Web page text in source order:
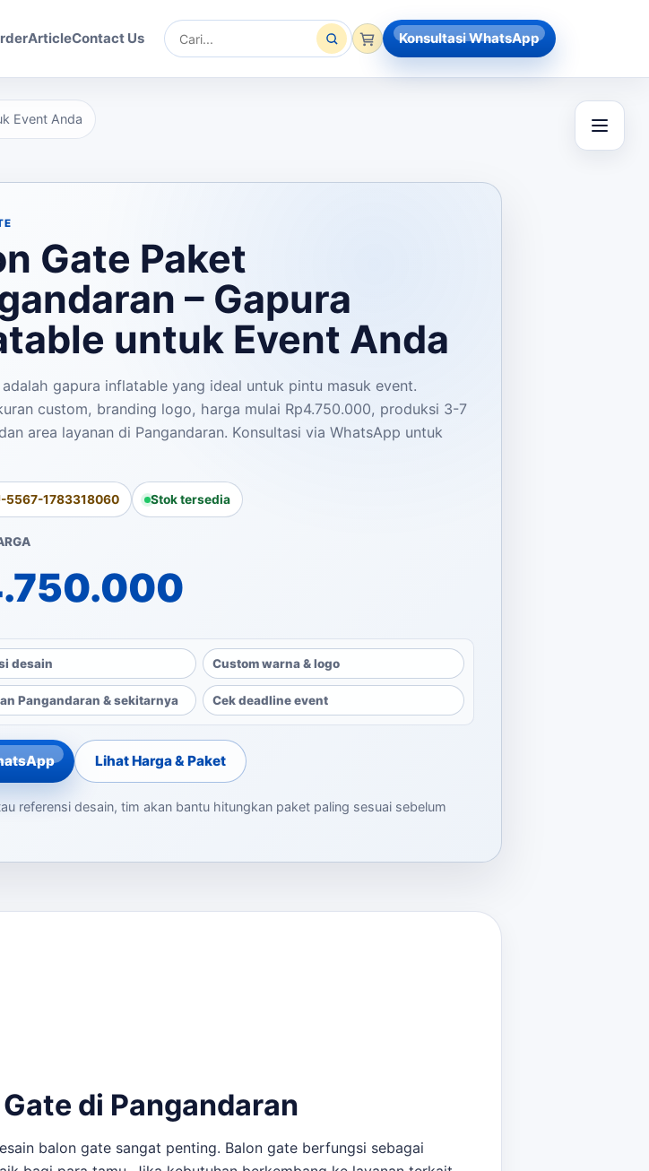
ArticleContact Us
Cari
Konsultasi WhatsApp
Event Anda
Gate Paket
– Gapura
untukEvent Anda
gapura inflatable yang ideal untuk pintu masuk event.
custom, branding logo, harga mulai Rp4.750.000, produksi 3-7
area layanan di Pangandaran. Konsultasi via WhatsApp untuk
5567-1783318060 Stok tersedia
desain Custom warna & logo
Pangandaran & sekitarnya Cek deadline event
Lihat Harga & Paket
referensi desain, tim akan bantu hitungkan paket paling sesuai sebelum
di Pangandaran
balon gate sangat penting. Balon gate berfungsi sebagai